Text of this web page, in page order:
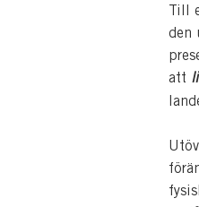
Till
den
att